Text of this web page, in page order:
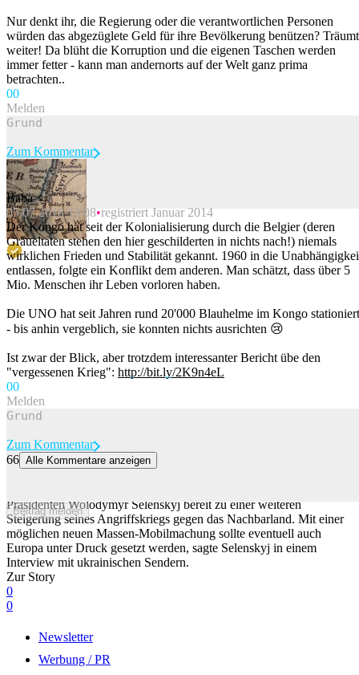
Nur denkt ihr, die Regierung oder die verantwortlichen Personen
würden das abgezüglete Geld für ihre Bevölkerung benützen? Träumt
weiter! Da blüht die Korruption und die eigenen Taschen werden
immer fetter - kann man andernorts auf der Welt ganz prima
betrachten..
00
Melden
Beitrag melden
Zum Kommentar
Baba ♀️
05.07.2018 13:08 registriert Januar 2014
Der Kongo hat seit der Kolonialisierung durch die Belgier (deren
Gräueltaten stehen den hier geschilderten in nichts nach!) niemals
wirklichen Frieden und Stabilität gekannt. 1960 in die
entlassen, folgte ein Konflikt dem anderen. Man schätzt, dass über 5
Mio. Menschen ihr Leben vorloren haben.
Die UNO hat seit Jahren rund 20'000 Blauhelme im Kongo stationiert
- bis anhin vergeblich, sie konnten nichts ausrichten 😢
Ist zwar der Blick, aber trotzdem interessanter Bericht übe den
"vergessenen Krieg": http://bit.ly/2K9n4eL
00
Melden
Beitrag melden
Zum Kommentar
66 Alle Kommentare anzeigen
Präsidenten Wolodymyr Selenskyj bereit zu einer weiteren
Steigerung seines Angriffskriegs gegen das Nachbarland. Mit einer
möglichen neuen Massen-Mobilmachung sollte eventuell auch
Europa unter Druck gesetzt werden, sagte Selenskyj in einem
Interview mit ukrainischen Sendern.
Zur Story
0
0
Newsletter
Werbung / PR